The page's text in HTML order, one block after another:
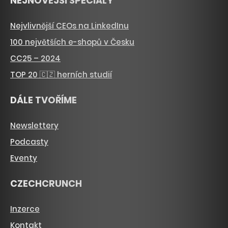
Nejvlivnější CEOs na LinkedInu
100 největších e-shopů v Česku
CC25 – 2024
TOP 20 🇨🇿 herních studií
DÁLE TVOŘÍME
Newslettery
Podcasty
Eventy
CZECHCRUNCH
Inzerce
Kontakt